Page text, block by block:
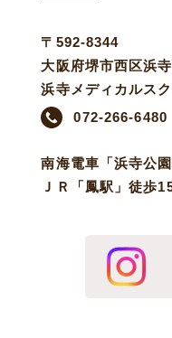
〒592-8344
大阪府堺市西区浜
浜寺メディカルス
072-266-6480
南海電車「浜寺公
ＪＲ「鳳駅」徒歩